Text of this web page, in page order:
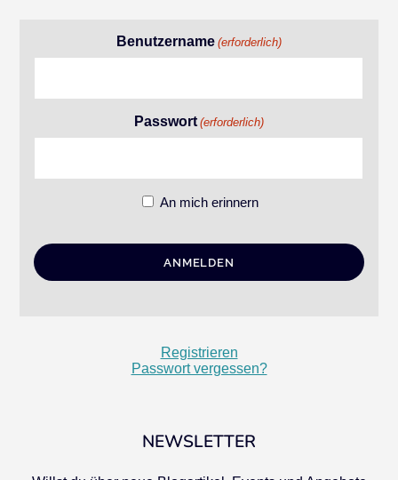
Benutzername (erforderlich)
Passwort (erforderlich)
An mich erinnern
Registrieren
Passwort vergessen?
NEWSLETTER